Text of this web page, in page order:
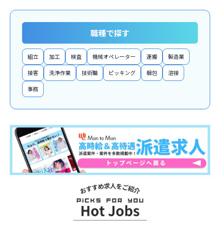
職種で探す
組立 加工 検査 機械オペレーター 運搬 製造業
接客 洗浄作業 技術職 ピッキング 梱包 溶接
事務